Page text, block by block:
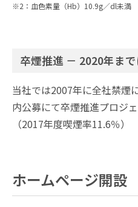
※2：血色素量（Hb）10.9g／dl未満
卒煙推進 － 2020年ま
当社では2007年に全社禁煙
内公募にて卒煙推進プロジ
（2017年度喫煙率11.6％）
ホームページ開設